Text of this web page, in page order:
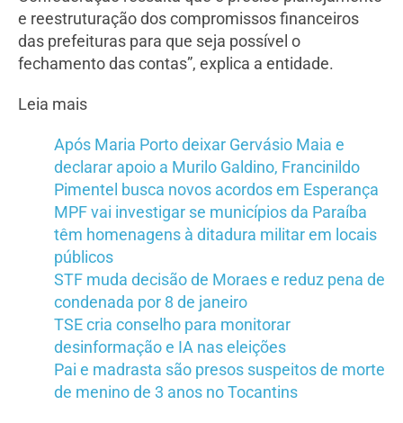
e reestruturação dos compromissos financeiros
das prefeituras para que seja possível o
fechamento das contas”, explica a entidade.
Leia mais
Após Maria Porto deixar Gervásio Maia e
declarar apoio a Murilo Galdino, Francinildo
Pimentel busca novos acordos em Esperança
MPF vai investigar se municípios da Paraíba
têm homenagens à ditadura militar em locais
públicos
STF muda decisão de Moraes e reduz pena de
condenada por 8 de janeiro
TSE cria conselho para monitorar
desinformação e IA nas eleições
Pai e madrasta são presos suspeitos de morte
de menino de 3 anos no Tocantins